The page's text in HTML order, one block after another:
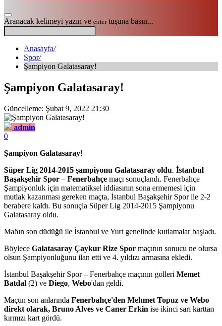
Aranacak kelimeyi yazın ve entertuşuna basın...
Anasayfa/
Spor/
Şampiyon Galatasaray!
Şampiyon Galatasaray!
Güncelleme: Şubat 9, 2022 21:30
admin
0
Şampiyon Galatasaray!
Süper Lig 2014-2015 şampiyonu Galatasaray oldu. İstanbul
Başakşehir Spor – Fenerbahçe maçı sonuçlandı. Fenerbahçe
Şampiyonluk için matematiksel iddiasının sona ermemesi için
mutlak kazanması gereken maçta, İstanbul Başakşehir Spor ile 2-2
berabere kaldı. Bu sonuçla Süper Lig 2014-2015 Şampiyonu
Galatasaray oldu.
Maöın son düdüğü ile İstanbul ve Yurt genelinde kutlamalar başladı.
Böylece Galatasaray Çaykur Rize Spor maçının sonucu ne olursa
olsun Şampiyonluğunu ilan etti ve 4. yıldızı armasına ekledi.
İstanbul Başakşehir Spor – Fenerbahçe maçının golleri Memet
Batdal (2) ve Diego, Webo'dan geldi.
Maçun son anlarında Fenerbahçe'den Mehmet Topuz ve Webo
direkt olarak, Bruno Alves ve Caner Erkin ise ikinci sarı karttan
kırmızı kart gördü.